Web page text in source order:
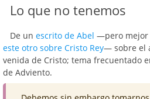
Lo que no tenemos
De un escrito de Abel —pero mejor
este otro sobre Cristo Rey— sobre el
venida de Cristo; tema frecuentado
de Adviento.